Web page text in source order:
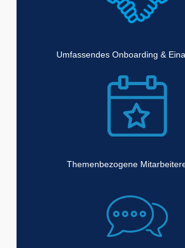
Umfassendes Onboarding &
Themenbezogene